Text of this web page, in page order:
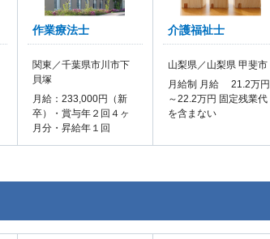
作業療法士
関東／千葉県市川市下
貝塚
月給：233,000円（新
卒）・賞与年２回４ヶ
月分・昇給年１回
介護福祉士
山梨県／山梨県 甲斐市
月給制 月給 21.2万円
～22.2万円 固定残業代
を含まない